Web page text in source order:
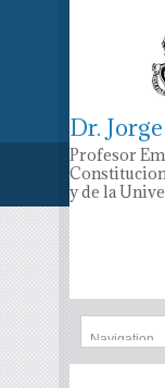
Dr.
Profesor
y de la